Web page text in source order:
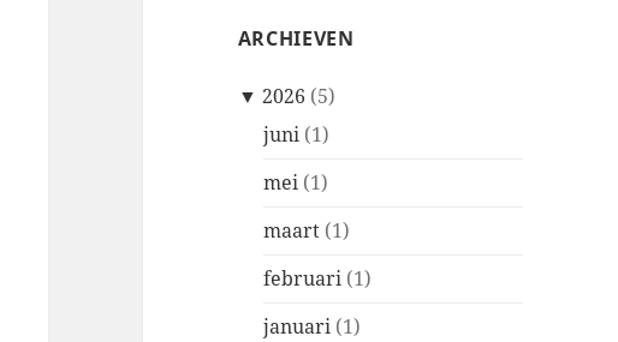
ARCHIEVEN
▼ 2026 (5)
juni (1)
mei (1)
maart (1)
februari (1)
januari (1)